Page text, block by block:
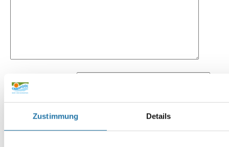
Zustimmung Details
E-Mail-Adresse*
Website